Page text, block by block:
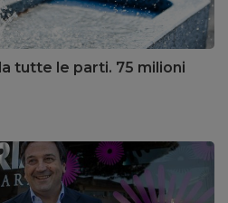
tutte le parti. 75 milioni